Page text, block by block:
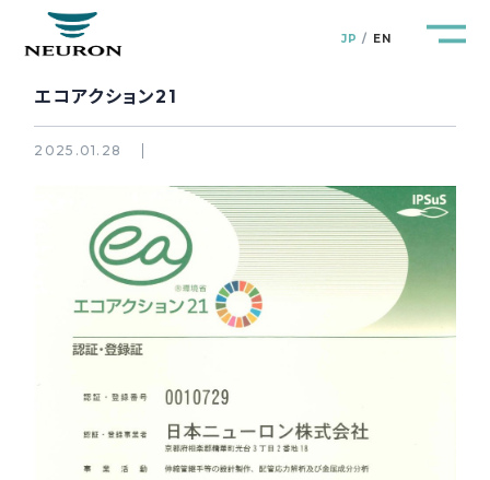
JP EN
管路防災研究所 Pipeline Resilience Lab.
企業情報 Company
製品＆サービス Products&Service
研究開発 R&D
新着情報 News&Topics
エコアクション21
2025.01.28